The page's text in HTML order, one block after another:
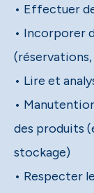
• Effectuer
• Incorporer
(réservations,
• Lire et
•
des produits
stockage)
• Respecter